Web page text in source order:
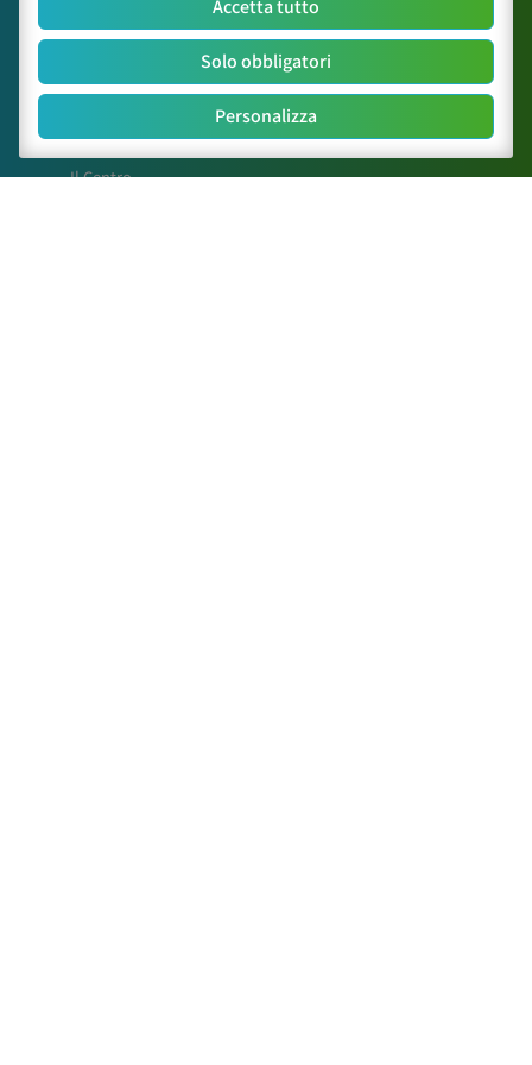
Mappa del sito
Il Centro
Accetta tutto
Solo obbligatori
Personalizza